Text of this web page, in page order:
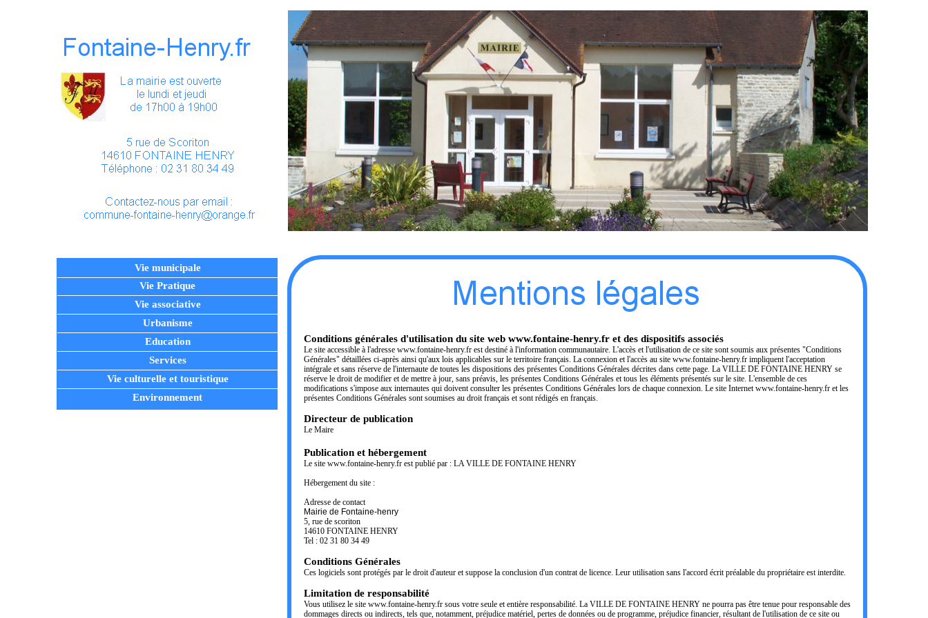
Conditions générales d'utilisation du site web www.fontaine-henry.fr et des dispositifs associés
Le site accessible à l'adresse www.fontaine-henry.fr est destiné à l'information communautaire. L'accès et l'utilisation de ce site sont soumis aux présentes "Conditions
Générales" détaillées ci-après ainsi qu'aux lois applicables sur le territoire français. La connexion et l'accès au site www.fontaine-henry.fr impliquent l'acceptation
intégrale et sans réserve de l'internaute de toutes les dispositions des présentes Conditions Générales décrites dans cette page. La VILLE DE FONTAINE HENRY se
réserve le droit de modifier et de mettre à jour, sans préavis, les présentes Conditions Générales et tous les éléments présentés sur le site. L'ensemble de ces
modifications s'impose aux internautes qui doivent consulter les présentes Conditions Générales lors de chaque connexion. Le site Internet www.fontaine-henry.fr et les
présentes Conditions Générales sont soumises au droit français et sont rédigés en français.
Directeur de publication
Le Maire
Publication et hébergement
Le site www.fontaine-henry.fr est publié par : LA VILLE DE FONTAINE HENRY
Hébergement du site :
Adresse de contact
Mairie de Fontaine-henry
5, rue de scoriton
14610 FONTAINE HENRY
Tel : 02 31 80 34 49
Conditions Générales
Ces logiciels sont protégés par le droit d'auteur et suppose la conclusion d'un contrat de licence. Leur utilisation sans l'accord écrit préalable du propriétaire est interdite.
Limitation de responsabilité
Vous utilisez le site www.fontaine-henry.fr sous votre seule et entière responsabilité. La VILLE DE FONTAINE HENRY ne pourra pas être tenue pour responsable des
dommages directs ou indirects, tels que, notamment, préjudice matériel, pertes de données ou de programme, préjudice financier, résultant de l'utilisation de ce site ou
Vie municipale
Vie Pratique
Vie associative
Urbanisme
Education
Services
Vie culturelle et touristique
Environnement